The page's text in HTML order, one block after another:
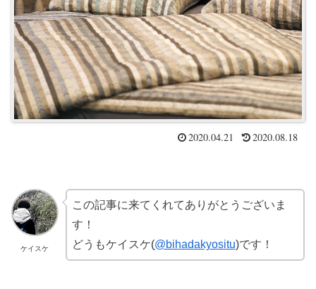
2020.04.21 2020.08.18
ケイスケ
この記事に来てくれてありがとうございま
す！
どうもケイスケ(@bihadakyositu)です！